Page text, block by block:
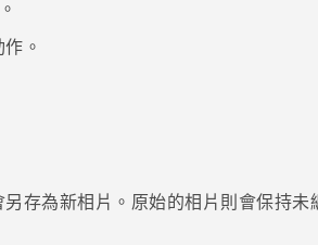
。
。
存為新相片。原始的相片則會保持未